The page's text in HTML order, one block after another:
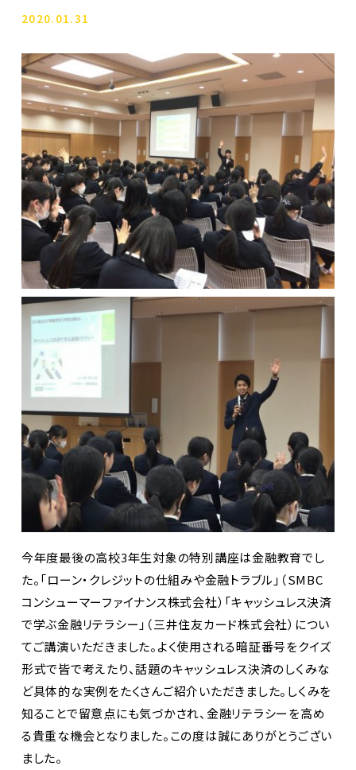
2020.01.31
今年度最後の高校3年生対象の特別講座は金融教育でし
た。「ローン・クレジットの仕組みや金融トラブル」（SMBC
コンシューマーファイナンス株式会社）「キャッシュレス決済
で学ぶ金融リテラシー」（三井住友カード株式会社）につい
てご講演いただきました。よく使用される暗証番号をクイズ
形式で皆で考えたり、話題のキャッシュレス決済のしくみな
ど具体的な実例をたくさんご紹介いただきました。しくみを
知ることで留意点にも気づかされ、金融リテラシーを高め
る貴重な機会となりました。この度は誠にありがとうござい
ました。